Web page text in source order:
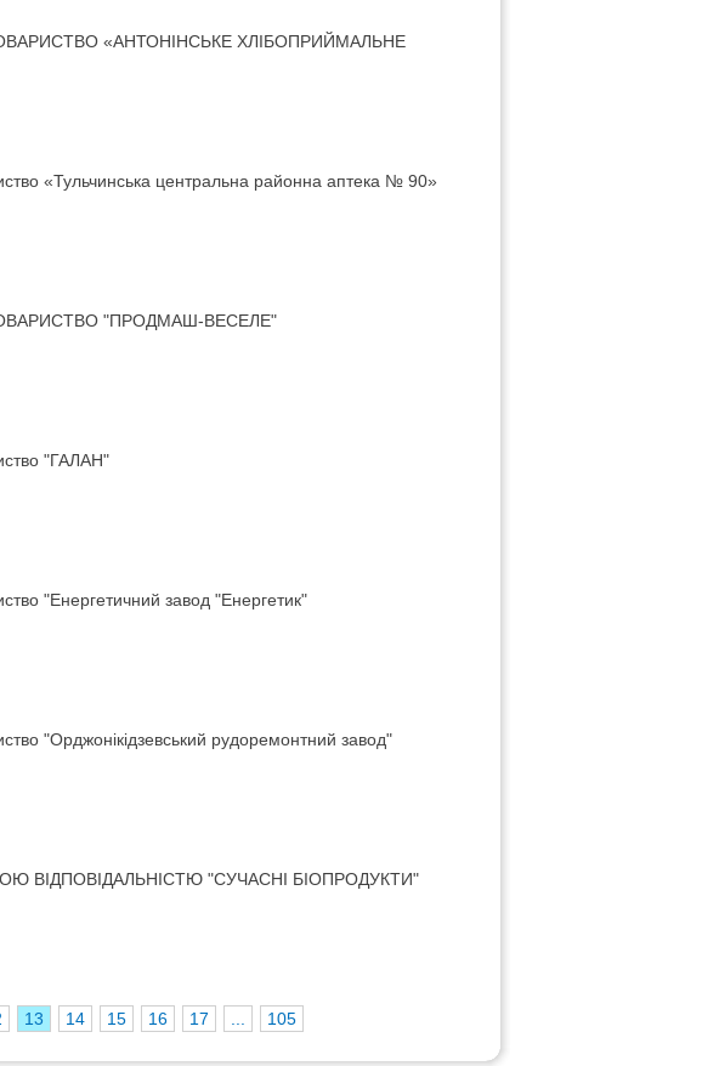
«АНТОНІНСЬКЕ ХЛІБОПРИЙМАЛЬНЕ
«Тульчинська центральна районна аптека № 90»
"ПРОДМАШ-ВЕСЕЛЕ"
"ГАЛАН"
"Енергетичний завод "Енергетик"
"Орджонікідзевський рудоремонтний завод"
ВIДПОВIДАЛЬНIСТЮ "СУЧАСНI БIОПРОДУКТИ"
13 14 15 16 17 105